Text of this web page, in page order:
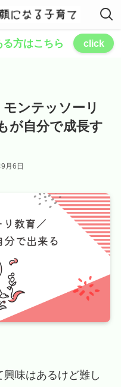
方はこちら click
モンテッソーリ
が自分で成長す
月6日
味はあるけど難し